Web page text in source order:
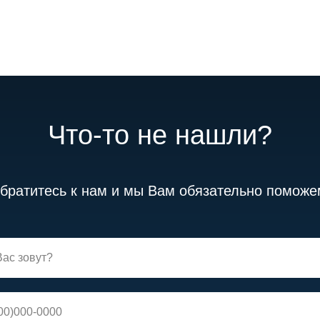
Что-то не нашли?
к нам и мы Вам обязательно